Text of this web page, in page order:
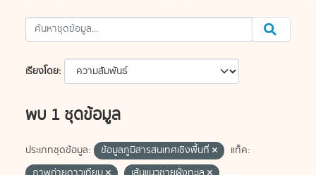
เรียงโดย
พบ 1 ชุดข้อมูล
ประเภทชุดข้อมูล: ข้อมูลภูมิสารสนเทศเชิงพื้นที่
แท็ค: